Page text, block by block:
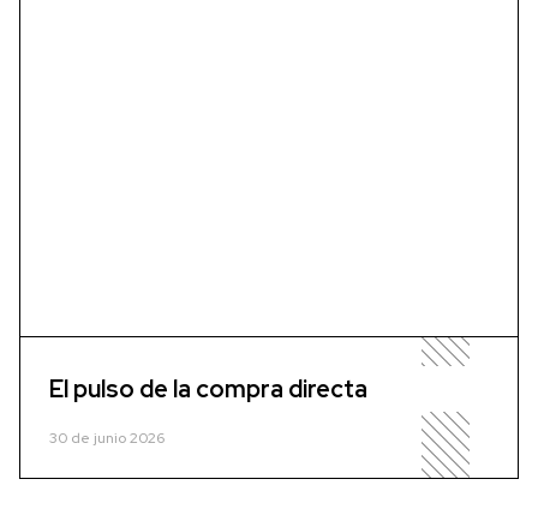
El pulso de la compra directa
30 de junio 2026